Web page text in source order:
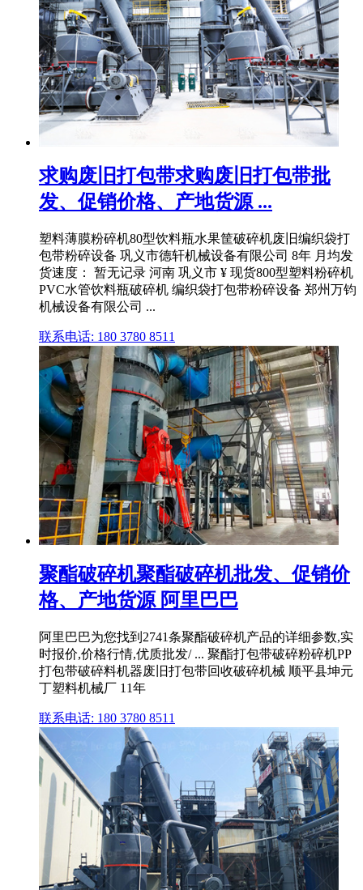
求购废旧打包带求购废旧打包带批
发、促销价格、产地货源 ...
塑料薄膜粉碎机80型饮料瓶水果筐破碎机废旧编织袋打
包带粉碎设备 巩义市德轩机械设备有限公司 8年 月均发
货速度： 暂无记录 河南 巩义市 ¥ 现货800型塑料粉碎机
PVC水管饮料瓶破碎机 编织袋打包带粉碎设备 郑州万钧
机械设备有限公司 ...
联系电话: 180 3780 8511
聚酯破碎机聚酯破碎机批发、促销价
格、产地货源 阿里巴巴
阿里巴巴为您找到2741条聚酯破碎机产品的详细参数,实
时报价,价格行情,优质批发/ ... 聚酯打包带破碎粉碎机PP
打包带破碎料机器废旧打包带回收破碎机械 顺平县坤元
丁塑料机械厂 11年
联系电话: 180 3780 8511